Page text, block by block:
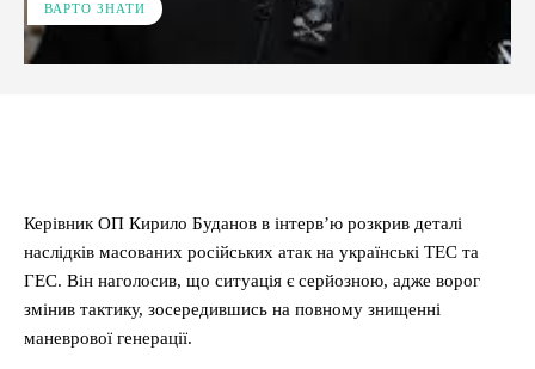
ВАРТО ЗНАТИ
Керівник ОП Кирило Буданов в інтерв’ю розкрив деталі
наслідків масованих російських атак на українські ТЕС та
ГЕС. Він наголосив, що ситуація є серйозною, адже ворог
змінив тактику, зосередившись на повному знищенні
маневрової генерації.